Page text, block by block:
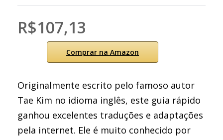
R$107,13
Comprar na Amazon
Originalmente escrito pelo famoso autor
Tae Kim no idioma inglês, este guia rápido
ganhou excelentes traduções e adaptações
pela internet. Ele é muito conhecido por